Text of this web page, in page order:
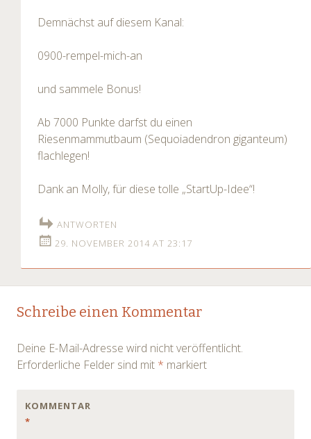
Demnächst auf diesem Kanal:
0900-rempel-mich-an
und sammele Bonus!
Ab 7000 Punkte darfst du einen
Riesenmammutbaum (Sequoiadendron giganteum)
flachlegen!
Dank an Molly, für diese tolle „StartUp-Idee“!
ANTWORTEN
29. NOVEMBER 2014 AT 23:17
Schreibe einen Kommentar
Deine E-Mail-Adresse wird nicht veröffentlicht.
Erforderliche Felder sind mit * markiert
KOMMENTAR
*